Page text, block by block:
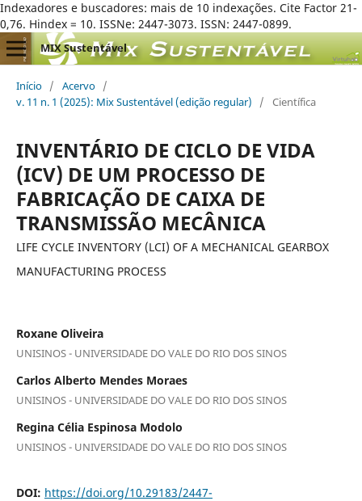
Indexadores e buscadores: mais de 10 indexações. Cite Factor 21-
0,76. Hindex = 10. ISSNe: 2447-3073. ISSN: 2447-0899.
MIX Sustentável
Início / Acervo /
v. 11 n. 1 (2025): Mix Sustentável (edição regular)
/ Científica
INVENTÁRIO DE CICLO DE VIDA
(ICV) DE UM PROCESSO DE
FABRICAÇÃO DE CAIXA DE
TRANSMISSÃO MECÂNICA
LIFE CYCLE INVENTORY (LCI) OF A MECHANICAL GEARBOX
MANUFACTURING PROCESS
Roxane Oliveira
UNISINOS - UNIVERSIDADE DO VALE DO RIO DOS SINOS
Carlos Alberto Mendes Moraes
UNISINOS - UNIVERSIDADE DO VALE DO RIO DOS SINOS
Regina Célia Espinosa Modolo
UNISINOS - UNIVERSIDADE DO VALE DO RIO DOS SINOS
DOI: https://doi.org/10.29183/2447-